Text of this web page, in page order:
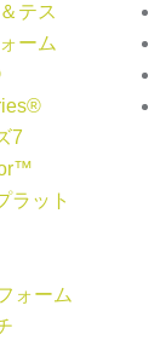
テス
ーム
7
ラット
ォーム